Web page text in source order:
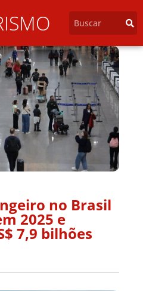
no Brasil
2025 e
7,9 bilhões